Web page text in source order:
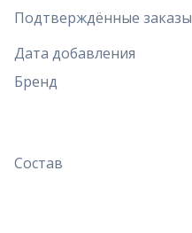
Подтверждённые заказы
Дата добавления
Бренд
Состав